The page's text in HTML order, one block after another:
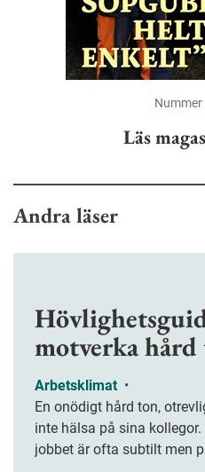
Nummer
Läs
Andra läser
motverka
Arbetsklimat •
En onödigt hård ton,
inte hälsa på sina
jobbet är ofta subtilt men